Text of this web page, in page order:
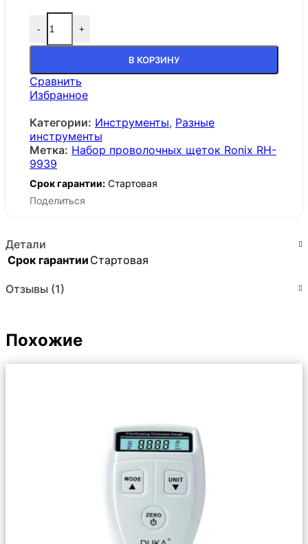
- +
В КОРЗИНУ
Сравнить
Избранное
Категории: Инструменты, Разные
инструменты
Метка: Набор проволочных щеток Ronix RH-
9939
Срок гарантии: Стартовая
Поделиться
Детали
Срок гарантии Стартовая
Отзывы (1)
Похожие